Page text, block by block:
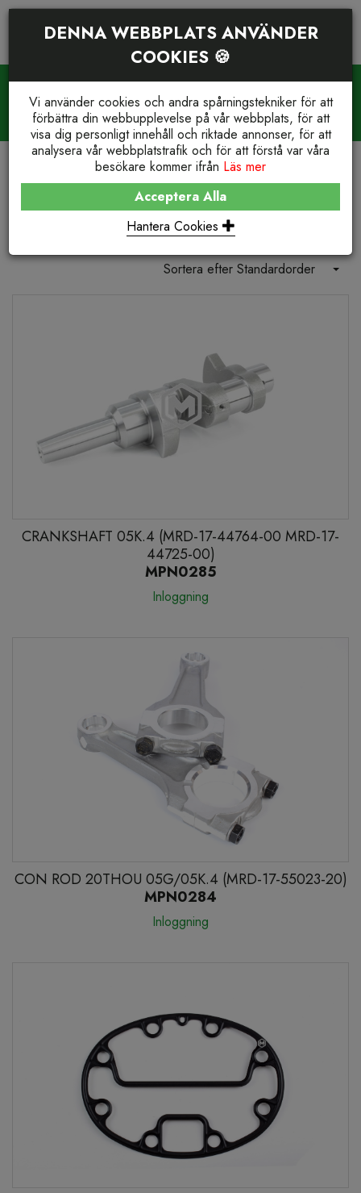
WE STOCK IT. YOU GET IT.
Reservdelar och support +46(0)23-77 66 210
COMPRESSORS
05K4 - MAXMIA® / SUPRA®
05K4 - Maxmia® / Supra®
Sortera efter Standardorder
CRANKSHAFT 05K.4 (MRD-17-44764-00 MRD-17-
44725-00)
MPN0285
Inloggning
CON ROD 20THOU 05G/05K.4 (MRD-17-55023-20)
MPN0284
Inloggning
DENNA WEBBPLATS ANVÄNDER
COOKIES 🍪
Vi använder cookies och andra spårningstekniker för att
förbättra din webbupplevelse på vår webbplats, för att
visa dig personligt innehåll och riktade annonser, för att
analysera vår webbplatstrafik och för att förstå var våra
besökare kommer ifrån Läs mer
Acceptera Alla
Hantera Cookies